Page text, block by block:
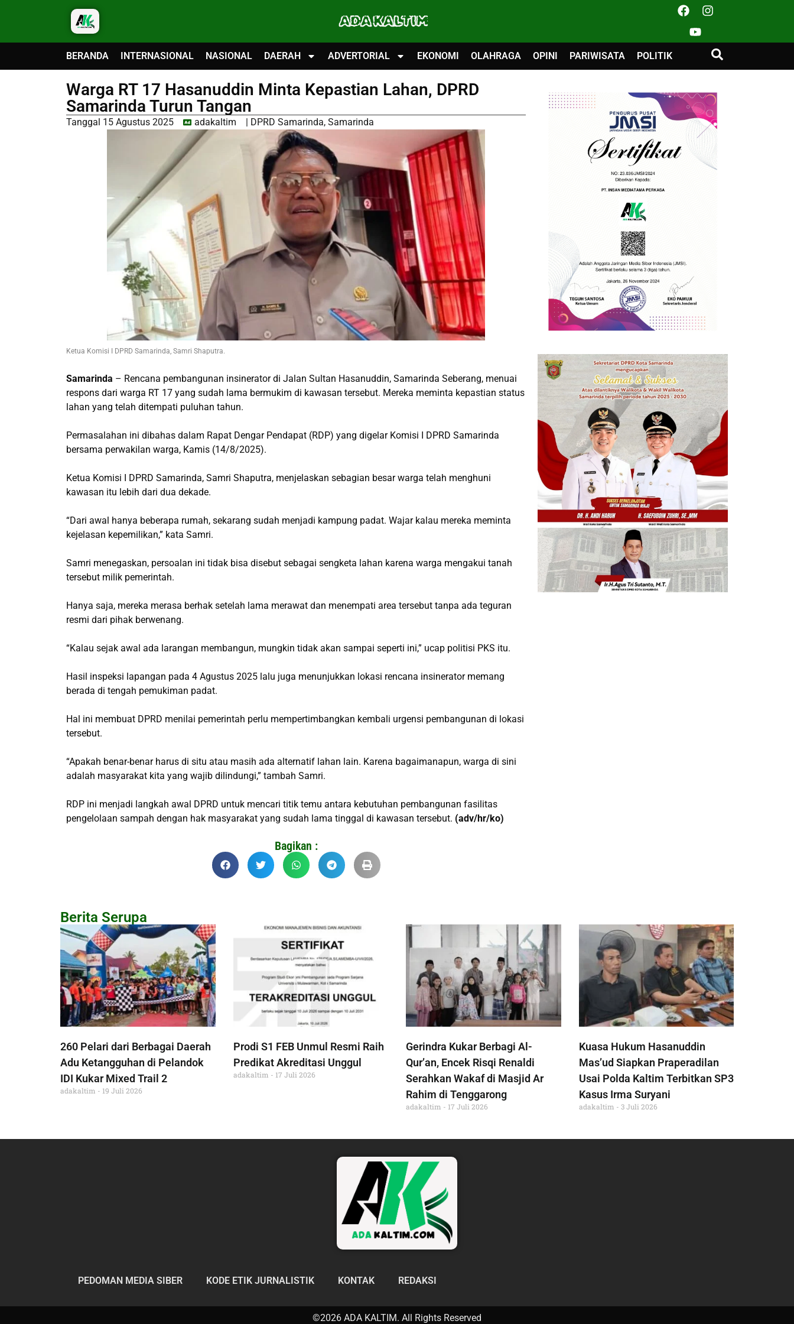
ADA KALTIM
BERANDA INTERNASIONAL NASIONAL DAERAH ADVERTORIAL EKONOMI OLAHRAGA OPINI PARIWISATA POLITIK
Warga RT 17 Hasanuddin Minta Kepastian Lahan, DPRD
Samarinda Turun Tangan
Tanggal 15 Agustus 2025 adakaltim | DPRD Samarinda, Samarinda
Ketua Komisi I DPRD Samarinda, Samri Shaputra.
Samarinda – Rencana pembangunan insinerator di Jalan Sultan Hasanuddin, Samarinda Seberang, menuai
respons dari warga RT 17 yang sudah lama bermukim di kawasan tersebut. Mereka meminta kepastian status
lahan yang telah ditempati puluhan tahun.
Permasalahan ini dibahas dalam Rapat Dengar Pendapat (RDP) yang digelar Komisi I DPRD Samarinda
bersama perwakilan warga, Kamis (14/8/2025).
Ketua Komisi I DPRD Samarinda, Samri Shaputra, menjelaskan sebagian besar warga telah menghuni
kawasan itu lebih dari dua dekade.
“Dari awal hanya beberapa rumah, sekarang sudah menjadi kampung padat. Wajar kalau mereka meminta
kejelasan kepemilikan,” kata Samri.
Samri menegaskan, persoalan ini tidak bisa disebut sebagai sengketa lahan karena warga mengakui tanah
tersebut milik pemerintah.
Hanya saja, mereka merasa berhak setelah lama merawat dan menempati area tersebut tanpa ada teguran
resmi dari pihak berwenang.
“Kalau sejak awal ada larangan membangun, mungkin tidak akan sampai seperti ini,” ucap politisi PKS itu.
Hasil inspeksi lapangan pada 4 Agustus 2025 lalu juga menunjukkan lokasi rencana insinerator memang
berada di tengah pemukiman padat.
Hal ini membuat DPRD menilai pemerintah perlu mempertimbangkan kembali urgensi pembangunan di lokasi
tersebut.
“Apakah benar-benar harus di situ atau masih ada alternatif lahan lain. Karena bagaimanapun, warga di sini
adalah masyarakat kita yang wajib dilindungi,” tambah Samri.
RDP ini menjadi langkah awal DPRD untuk mencari titik temu antara kebutuhan pembangunan fasilitas
pengelolaan sampah dengan hak masyarakat yang sudah lama tinggal di kawasan tersebut. (adv/hr/ko)
Bagikan :
Berita Serupa
260 Pelari dari Berbagai Daerah
Adu Ketangguhan di Pelandok
IDI Kukar Mixed Trail 2
adakaltim 19 Juli 2026
Prodi S1 FEB Unmul Resmi Raih
Predikat Akreditasi Unggul
adakaltim 17 Juli 2026
Gerindra Kukar Berbagi Al-
Qur’an, Encek Risqi Renaldi
Serahkan Wakaf di Masjid Ar
Rahim di Tenggarong
adakaltim 17 Juli 2026
Kuasa Hukum Hasanuddin
Mas’ud Siapkan Praperadilan
Usai Polda Kaltim Terbitkan SP3
Kasus Irma Suryani
adakaltim 3 Juli 2026
PEDOMAN MEDIA SIBER KODE ETIK JURNALISTIK KONTAK REDAKSI
©2026 ADA KALTIM. All Rights Reserved